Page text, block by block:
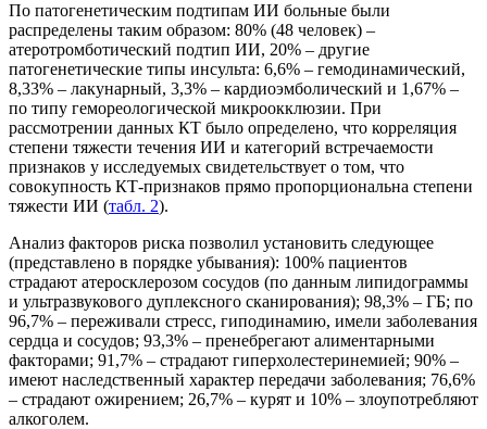
По патогенетическим подтипам ИИ больные были
распределены таким образом: 80% (48 человек) –
атеротромботический подтип ИИ, 20% – другие
патогенетические типы инсульта: 6,6% – гемодинамический,
8,33% – лакунарный, 3,3% – кардиоэмболический и 1,67% –
по типу гемореологической микроокклюзии. При
рассмотрении данных КТ было определено, что корреляция
степени тяжести течения ИИ и категорий встречаемости
признаков у исследуемых свидетельствует о том, что
совокупность КТ-признаков прямо пропорциональна степени
тяжести ИИ (табл. 2).
Анализ факторов риска позволил установить следующее
(представлено в порядке убывания): 100% пациентов
страдают атеросклерозом сосудов (по данным липидограммы
и ультразвукового дуплексного сканирования); 98,3% – ГБ; по
96,7% – переживали стресс, гиподинамию, имели заболевания
сердца и сосудов; 93,3% – пренебрегают алиментарными
факторами; 91,7% – страдают гиперхолестеринемией; 90% –
имеют наследственный характер передачи заболевания; 76,6%
– страдают ожирением; 26,7% – курят и 10% – злоупотребляют
алкоголем.